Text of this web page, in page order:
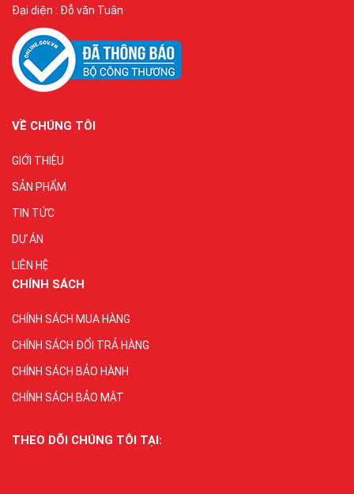
Đại diện : Đỗ văn Tuân
VỀ CHÚNG TÔI
GIỚI THIỆU
SẢN PHẨM
TIN TỨC
DỰ ÁN
LIÊN HỆ
CHÍNH SÁCH
CHÍNH SÁCH MUA HÀNG
CHÍNH SÁCH ĐỔI TRẢ HÀNG
CHÍNH SÁCH BẢO HÀNH
CHÍNH SÁCH BẢO MẬT
THEO DÕI CHÚNG TÔI TẠI: